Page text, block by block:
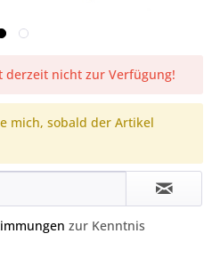
derzeit nicht zur Verfügung!
mich, sobald der Artikel
zur Kenntnis